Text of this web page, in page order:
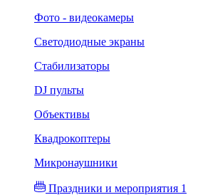
Фото - видеокамеры
Светодиодные экраны
Стабилизаторы
DJ пульты
Объективы
Квадрокоптеры
Микронаушники
Праздники и мероприятия 1